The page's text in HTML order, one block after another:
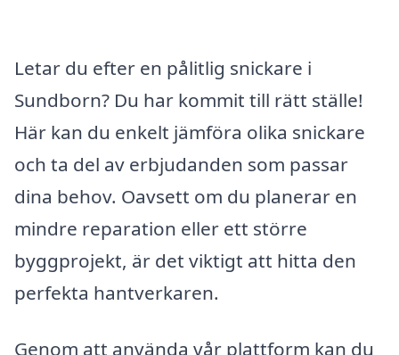
Letar du efter en pålitlig snickare i
Sundborn? Du har kommit till rätt ställe!
Här kan du enkelt jämföra olika snickare
och ta del av erbjudanden som passar
dina behov. Oavsett om du planerar en
mindre reparation eller ett större
byggprojekt, är det viktigt att hitta den
perfekta hantverkaren.
Genom att använda vår plattform kan du